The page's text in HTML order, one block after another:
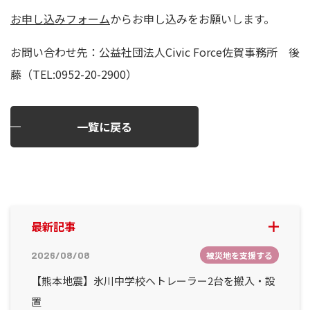
お申し込みフォームからお申し込みをお願いします。
お問い合わせ先：公益社団法人Civic Force佐賀事務所 後
藤（TEL:0952-20-2900）
一覧に戻る
最新記事
2026/08/08 被災地を支援する
【熊本地震】氷川中学校へトレーラー2台を搬入・設
置